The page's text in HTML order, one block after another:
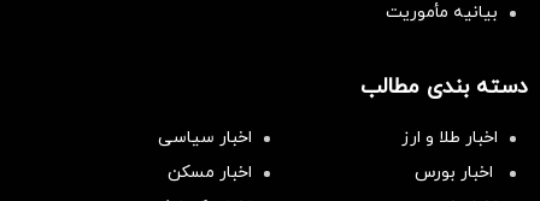
بیانیه مأموریت
دسته بندی مطالب
اخبار طلا و ارز
اخبار سیاسی
اخبار بورس
اخبار مسکن